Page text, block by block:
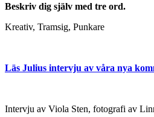
Beskriv dig själv med tre ord.
Kreativ, Tramsig, Punkare
Läs Julius intervju av våra nya
Intervju av Viola Sten, fotografi av